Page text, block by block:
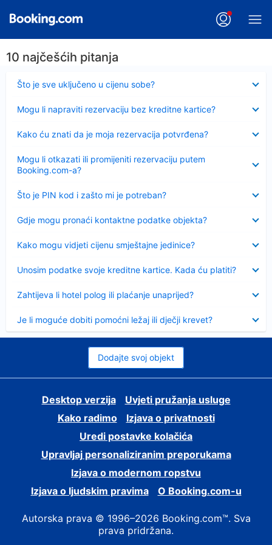
10 najčešćih pitanja
Što je sve uključeno u cijenu sobe?
Sažeto
Mogu li napraviti rezervaciju bez kreditne kartice?
Kako ću znati da je moja rezervacija potvrđena?
Mogu li otkazati ili promijeniti rezervaciju putem
Booking.com-a?
Što je PIN kod i zašto mi je potreban?
Sažeto
Gdje mogu pronaći kontaktne podatke objekta?
Kako mogu vidjeti cijenu smještajne jedinice?
Unosim podatke svoje kreditne kartice. Kada ću platiti?
Zahtijeva li hotel polog ili plaćanje unaprijed?
Je li moguće dobiti pomoćni ležaj ili dječji krevet?
Dodajte svoj objekt
Desktop verzija
Uvjeti pružanja usluge
Kako radimo
Izjava o privatnosti
Uredi postavke kolačića
Upravljaj personaliziranim preporukama
Izjava o modernom ropstvu
Izjava o ljudskim pravima
O Booking.com-u
Autorska prava © 1996–2026 Booking.com™. Sva
prava pridržana.